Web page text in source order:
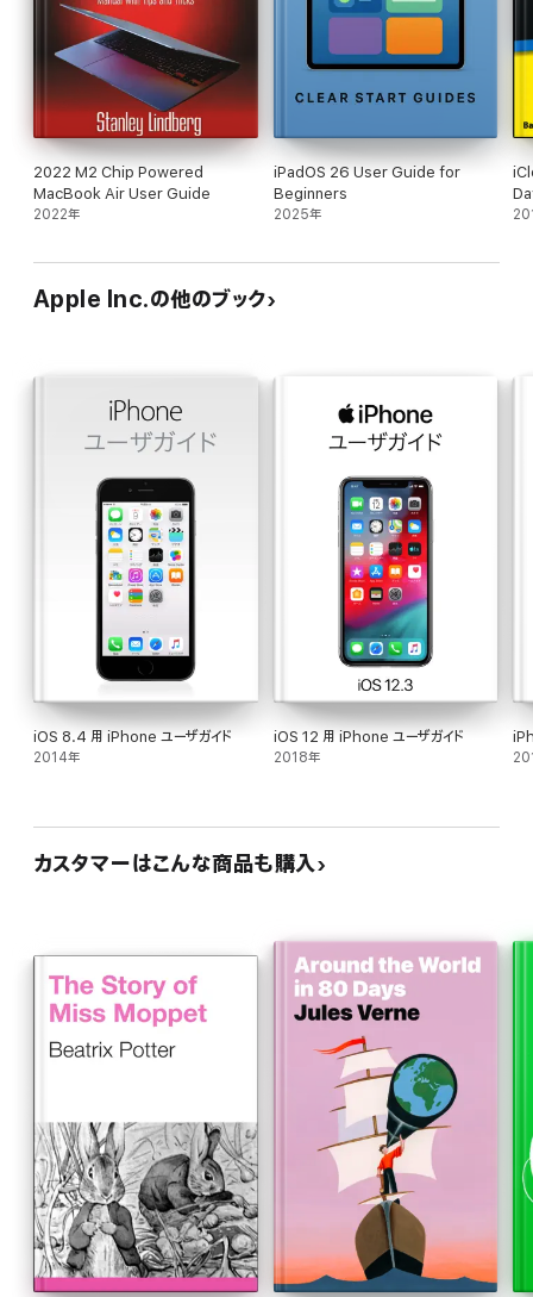
2022 M2 Chip Powered
MacBook Air User Guide
2022年
iPadOS 26 User Guide for
Beginners
2025年
Apple Inc.の他のブック
iOS 8.4 用 iPhone ユーザガイド
2014年
iOS 12 用 iPhone ユーザガイド
2018年
カスタマーはこんな商品も購入